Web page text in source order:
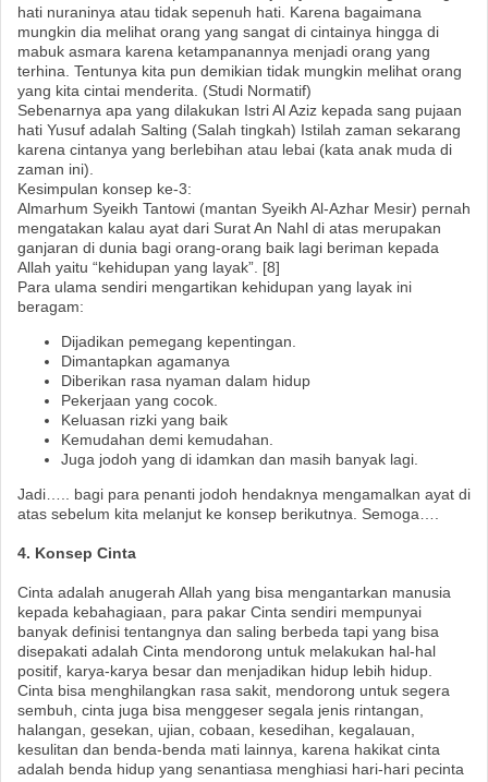
hati nuraninya atau tidak sepenuh hati. Karena bagaimana
mungkin dia melihat orang yang sangat di cintainya hingga di
mabuk asmara karena ketampanannya menjadi orang yang
terhina. Tentunya kita pun demikian tidak mungkin melihat orang
yang kita cintai menderita. (Studi Normatif)
Sebenarnya apa yang dilakukan Istri Al Aziz kepada sang pujaan
hati Yusuf adalah Salting (Salah tingkah) Istilah zaman sekarang
karena cintanya yang berlebihan atau lebai (kata anak muda di
zaman ini).
Kesimpulan konsep ke-3:
Almarhum Syeikh Tantowi (mantan Syeikh Al-Azhar Mesir) pernah
mengatakan kalau ayat dari Surat An Nahl di atas merupakan
ganjaran di dunia bagi orang-orang baik lagi beriman kepada
Allah yaitu “kehidupan yang layak”. [8]
Para ulama sendiri mengartikan kehidupan yang layak ini
beragam:
Dijadikan pemegang kepentingan.
Dimantapkan agamanya
Diberikan rasa nyaman dalam hidup
Pekerjaan yang cocok.
Keluasan rizki yang baik
Kemudahan demi kemudahan.
Juga jodoh yang di idamkan dan masih banyak lagi.
Jadi….. bagi para penanti jodoh hendaknya mengamalkan ayat di
atas sebelum kita melanjut ke konsep berikutnya. Semoga….
4. Konsep Cinta
Cinta adalah anugerah Allah yang bisa mengantarkan manusia
kepada kebahagiaan, para pakar Cinta sendiri mempunyai
banyak definisi tentangnya dan saling berbeda tapi yang bisa
disepakati adalah Cinta mendorong untuk melakukan hal-hal
positif, karya-karya besar dan menjadikan hidup lebih hidup.
Cinta bisa menghilangkan rasa sakit, mendorong untuk segera
sembuh, cinta juga bisa menggeser segala jenis rintangan,
halangan, gesekan, ujian, cobaan, kesedihan, kegalauan,
kesulitan dan benda-benda mati lainnya, karena hakikat cinta
adalah benda hidup yang senantiasa menghiasi hari-hari pecinta